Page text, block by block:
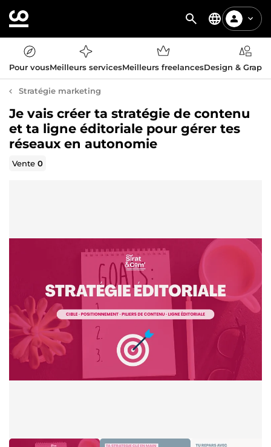
Pour vousMeilleurs servicesMeilleurs freelancesDesign &
Stratégie marketing
Je vais créer ta stratégie de contenu
et ta ligne éditoriale pour gérer tes
réseaux en autonomie
Vente0